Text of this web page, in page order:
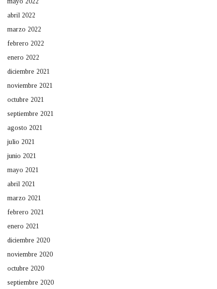
abril 2022
marzo 2022
febrero 2022
enero 2022
diciembre 2021
noviembre 2021
octubre 2021
septiembre 2021
agosto 2021
julio 2021
junio 2021
mayo 2021
abril 2021
marzo 2021
febrero 2021
enero 2021
diciembre 2020
noviembre 2020
octubre 2020
septiembre 2020